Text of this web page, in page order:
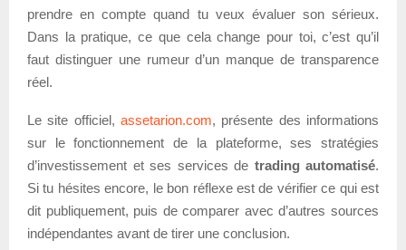
prendre en compte quand tu veux évaluer son sérieux.
Dans la pratique, ce que cela change pour toi, c’est qu’il
faut distinguer une rumeur d’un manque de transparence
réel.
Le site officiel, assetarion.com, présente des informations
sur le fonctionnement de la plateforme, ses stratégies
d’investissement et ses services de trading automatisé.
Si tu hésites encore, le bon réflexe est de vérifier ce qui est
dit publiquement, puis de comparer avec d’autres sources
indépendantes avant de tirer une conclusion.